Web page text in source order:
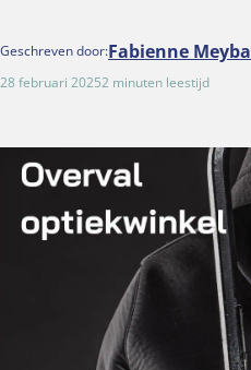
Geschreven door:Fabienne
28 februari 20252 minuten leestijd